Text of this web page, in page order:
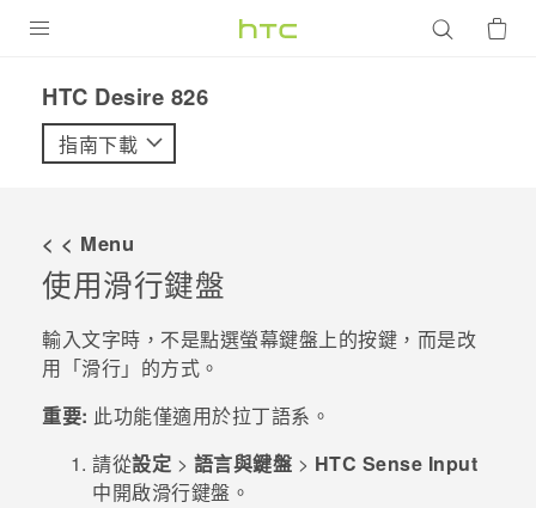
VIVE
配件
優惠專區
焦點訊息
校園專案
銷售門市
銷售通路
HTC Desire 826‎
指南下載
< < Menu
使用滑行鍵盤
輸入文字時，不是點選螢幕鍵盤上的按鍵，而是改
用「滑行」的方式。
重要: 此功能僅適用於拉丁語系。
請從設定 > 語言與鍵盤 > HTC Sense Input
中開啟滑行鍵盤。